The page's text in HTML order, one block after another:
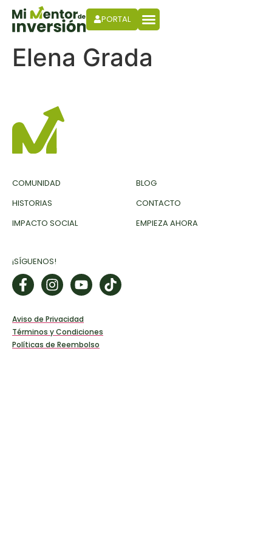
PORTAL
Elena Grada
COMUNIDAD
HISTORIAS
IMPACTO SOCIAL
BLOG
CONTACTO
EMPIEZA AHORA
¡SÍGUENOS!
Aviso de Privacidad
Términos y Condiciones
Políticas de Reembolso